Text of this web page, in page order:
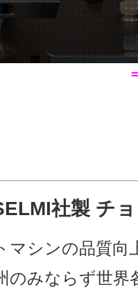
社製 チ
マシンの品質向
のみならず世界